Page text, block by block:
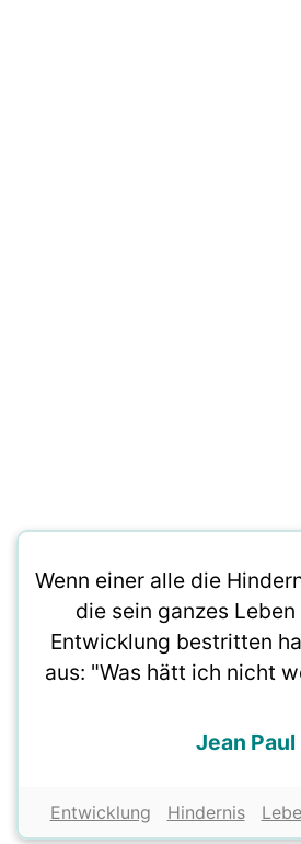
Wenn einer alle die
die sein ganzes
Entwicklung bestritten
aus: "Was hätt ich nicht
Jean Paul
Entwicklung Hindernis